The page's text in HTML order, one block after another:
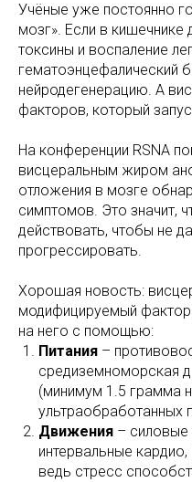
Учёные уже постоянно
мозг». Если в
токсины и воспаление
гематоэнцефалический
нейродегенерацию. А
факторов, который
На конференции RSNA
висцеральным жиром
отложения в мозге
симптомов. Это значит,
действовать, чтобы не
прогрессировать.
Хорошая новость:
модифицируемый
на него с помощью:
Питания –
средиземноморская
(минимум 1.5 грамма
ультраобработанных
Движения – силовые
интервальные
ведь стресс